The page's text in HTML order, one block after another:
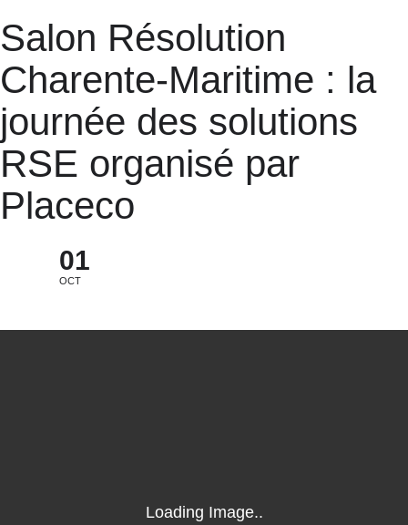
Salon Résolution
Charente-Maritime : la
journée des solutions
RSE organisé par
Placeco
01
OCT